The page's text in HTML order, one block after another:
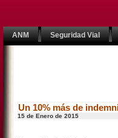
ANM Seguridad Vial
Un 10% más de
15 de Enero de 2015